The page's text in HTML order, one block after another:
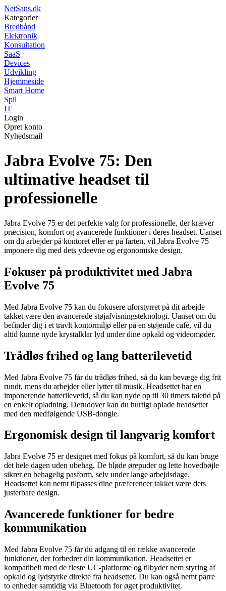
NetSans.dk
Kategorier
Bredbånd
Elektronik
Konsultation
SaaS
Devices
Udvikling
Hjemmeside
Smart Home
Spil
IT
Login
Opret konto
Nyhedsmail
Jabra Evolve 75: Den
ultimative headset til
professionelle
Jabra Evolve 75 er det perfekte valg for professionelle, der kræver
præcision, komfort og avancerede funktioner i deres headset. Uanset
om du arbejder på kontoret eller er på farten, vil Jabra Evolve 75
imponere dig med dets ydeevne og ergonomiske design.
Fokuser på produktivitet med Jabra
Evolve 75
Med Jabra Evolve 75 kan du fokusere uforstyrret på dit arbejde
takket være den avancerede støjafvisningsteknologi. Uanset om du
befinder dig i et travlt kontormiljø eller på en støjende café, vil du
altid kunne nyde krystalklar lyd under dine opkald og videomøder.
Trådløs frihed og lang batterilevetid
Med Jabra Evolve 75 får du trådløs frihed, så du kan bevæge dig frit
rundt, mens du arbejder eller lytter til musik. Headsettet har en
imponerende batterilevetid, så du kan nyde op til 30 timers taletid på
en enkelt opladning. Derudover kan du hurtigt oplade headsettet
med den medfølgende USB-dongle.
Ergonomisk design til langvarig komfort
Jabra Evolve 75 er designet med fokus på komfort, så du kan bruge
det hele dagen uden ubehag. De bløde ørepuder og lette hovedbøjle
sikrer en behagelig pasform, selv under lange arbejdsdage.
Headsettet kan nemt tilpasses dine præferencer takket være dets
justerbare design.
Avancerede funktioner for bedre
kommunikation
Med Jabra Evolve 75 får du adgang til en række avancerede
funktioner, der forbedrer din kommunikation. Headsettet er
kompatibelt med de fleste UC-platforme og tilbyder nem styring af
opkald og lydstyrke direkte fra headsettet. Du kan også nemt parre
to enheder samtidig via Bluetooth for øget produktivitet.